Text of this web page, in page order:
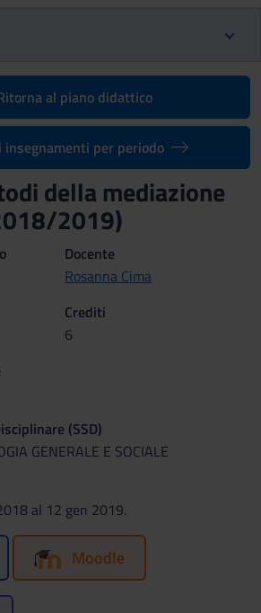
al piano didattico
insegnamenti per periodo
della mediazione
2019)
Docente
Rosanna Cima
Crediti
6
(SSD)
GENERALE E SOCIALE
al 12 gen 2019.
Moodle